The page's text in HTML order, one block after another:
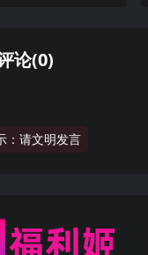
论(0)
：请文明发言